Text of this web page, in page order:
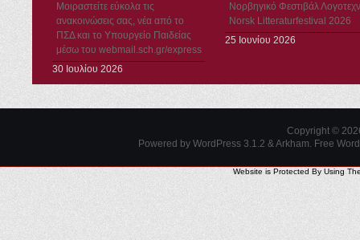
Μοιραστείτε εύκολα τις
ανακοινώσεις σας, νέα από το
ΠΣΔ και το Υπουργείο Παιδείας
μέσω του webmail.sch.gr/express
30 Ιουλίου 2026
Νορβηγικό Φεστιβάλ
Norsk Litteraturfestival 2026
25 Ιουνίου 2026
Copyright ©
Powered by WordPress 3.1.2 & Arkham. Free
Website is Protected By Using